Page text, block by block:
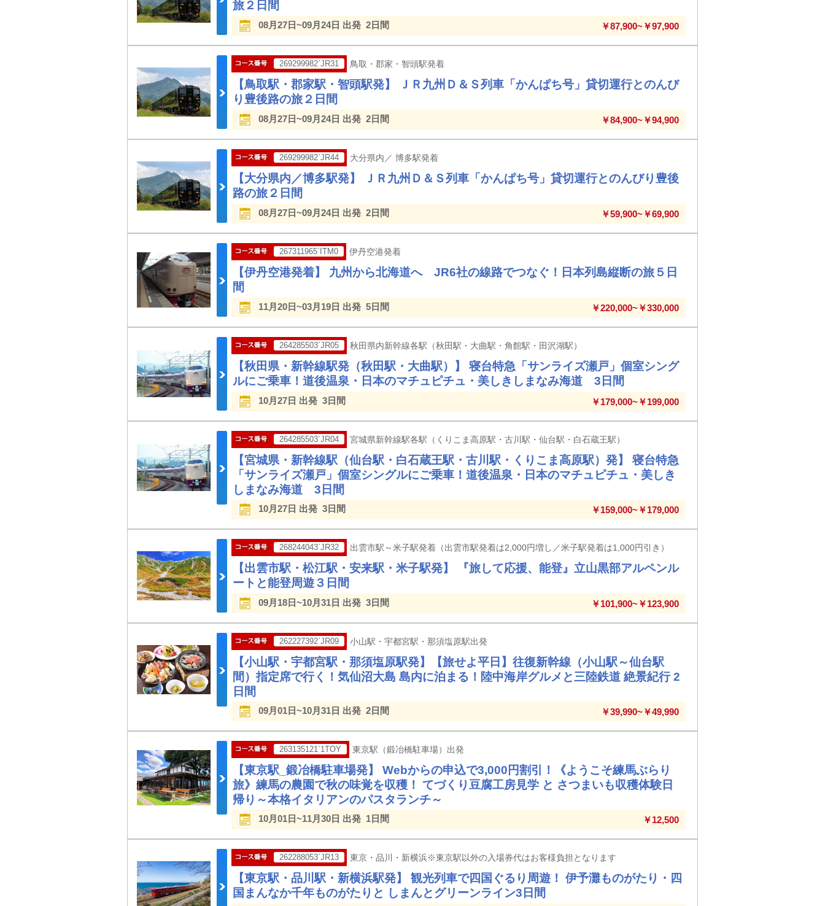
旅２日間
08月27日~09月24日 出発 2日間 ￥87,900~￥97,900
269299982`JR31 鳥取・郡家・智頭駅発着
【鳥取駅・郡家駅・智頭駅発】 ＪＲ九州Ｄ＆Ｓ列車「かんぱち号」貸切運行とのんび
り豊後路の旅２日間
08月27日~09月24日 出発 2日間 ￥84,900~￥94,900
269299982`JR44 大分県内／ 博多駅発着
【大分県内／博多駅発】 ＪＲ九州Ｄ＆Ｓ列車「かんぱち号」貸切運行とのんびり豊後
路の旅２日間
08月27日~09月24日 出発 2日間 ￥59,900~￥69,900
267311965`ITM0 伊丹空港発着
【伊丹空港発着】 九州から北海道へ JR6社の線路でつなぐ！日本列島縦断の旅５日
間
11月20日~03月19日 出発 5日間 ￥220,000~￥330,000
264285503`JR05 秋田県内新幹線各駅（秋田駅・大曲駅・角館駅・田沢湖駅）
【秋田県・新幹線駅発（秋田駅・大曲駅）】 寝台特急「サンライズ瀬戸」個室シング
ルにご乗車！道後温泉・日本のマチュピチュ・美しきしまなみ海道 3日間
10月27日 出発 3日間 ￥179,000~￥199,000
264285503`JR04 宮城県新幹線駅各駅（くりこま高原駅・古川駅・仙台駅・白石蔵王駅）
【宮城県・新幹線駅（仙台駅・白石蔵王駅・古川駅・くりこま高原駅）発】 寝台特急
「サンライズ瀬戸」個室シングルにご乗車！道後温泉・日本のマチュピチュ・美しき
しまなみ海道 3日間
10月27日 出発 3日間 ￥159,000~￥179,000
268244043`JR32 出雲市駅～米子駅発着（出雲市駅発着は2,000円増し／米子駅発着は1,000円引き）
【出雲市駅・松江駅・安来駅・米子駅発】 『旅して応援、能登』立山黒部アルペンル
ートと能登周遊３日間
09月18日~10月31日 出発 3日間 ￥101,900~￥123,900
262227392`JR09 小山駅・宇都宮駅・那須塩原駅出発
【小山駅・宇都宮駅・那須塩原駅発】【旅せよ平日】往復新幹線（小山駅～仙台駅
間）指定席で行く！気仙沼大島 島内に泊まる！陸中海岸グルメと三陸鉄道 絶景紀行 2
日間
09月01日~10月31日 出発 2日間 ￥39,990~￥49,990
263135121`1TOY 東京駅（鍛冶橋駐車場）出発
【東京駅_鍛冶橋駐車場発】 Webからの申込で3,000円割引！《ようこそ練馬ぶらり
旅》練馬の農園で秋の味覚を収穫！ てづくり豆腐工房見学 と さつまいも収穫体験日
帰り～本格イタリアンのパスタランチ～
10月01日~11月30日 出発 1日間 ￥12,500
262288053`JR13 東京・品川・新横浜※東京駅以外の入場券代はお客様負担となります
【東京駅・品川駅・新横浜駅発】 観光列車で四国ぐるり周遊！ 伊予灘ものがたり・四
国まんなか千年ものがたりと しまんとグリーンライン3日間